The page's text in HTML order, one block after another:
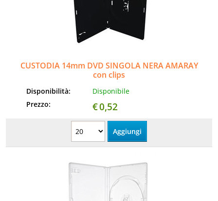
CUSTODIA 14mm DVD SINGOLA NERA AMARAY
con clips
Disponibilità:
Disponibile
Prezzo:
€0,52